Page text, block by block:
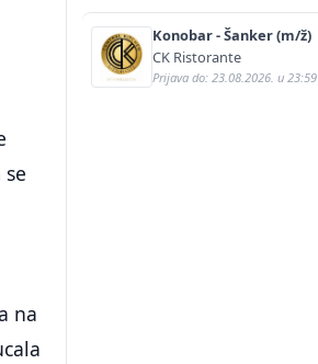
na
Konobar - Šanker (m/ž)
CK Ristorante
Prijava do: 23.08.2026. u 23:59